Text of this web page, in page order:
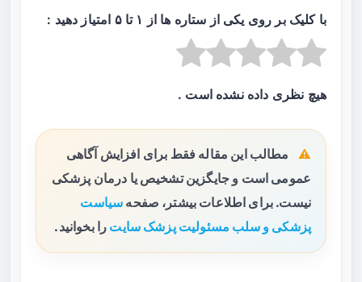
با کلیک بر روی یکی از ستاره ها از ۱ تا ۵ امتیاز دهید :
هیچ نظری داده نشده است .
مطالب این مقاله فقط برای افزایش آگاهی
عمومی است و جایگزین تشخیص یا درمان پزشکی
نیست. برای اطلاعات بیشتر، صفحه سیاست
پزشکی و سلب مسئولیت پزشک سایت را بخوانید.